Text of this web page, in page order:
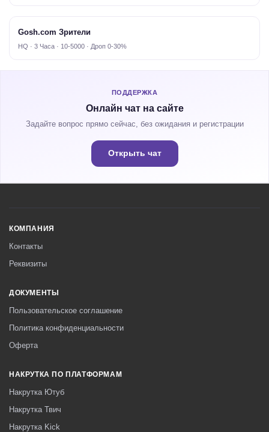
Gosh.com Зрители
HQ · 3 Часа · 10-5000 · Дроп 0-30%
ПОДДЕРЖКА
Онлайн чат на сайте
Задайте вопрос прямо сейчас, без ожидания и регистрации
Открыть чат
КОМПАНИЯ
Контакты
Реквизиты
ДОКУМЕНТЫ
Пользовательское соглашение
Политика конфиденциальности
Оферта
НАКРУТКА ПО ПЛАТФОРМАМ
Накрутка Ютуб
Накрутка Твич
Накрутка Kick